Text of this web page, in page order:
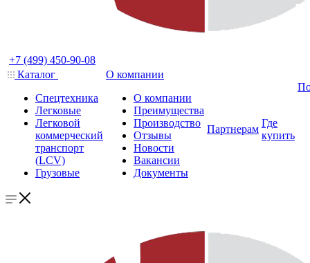
+7 (499) 450-90-08
Каталог
Спецтехника
Легковые
Легковой
коммерческий
транспорт
(LCV)
Грузовые
О компании
О компании
Преимущества
Производство
Отзывы
Новости
Вакансии
Документы
Партнерам
Где
купить